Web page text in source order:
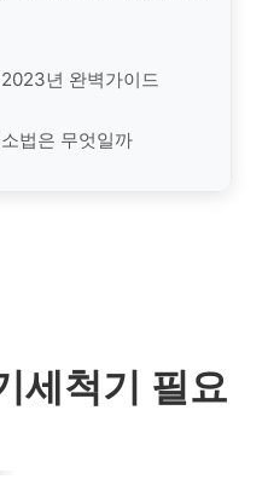
년 완벽가이드
법은 무엇일까
세척기 필요